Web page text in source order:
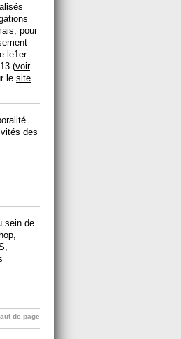
pour
le1er
(voir
le site
des
sein de
de page